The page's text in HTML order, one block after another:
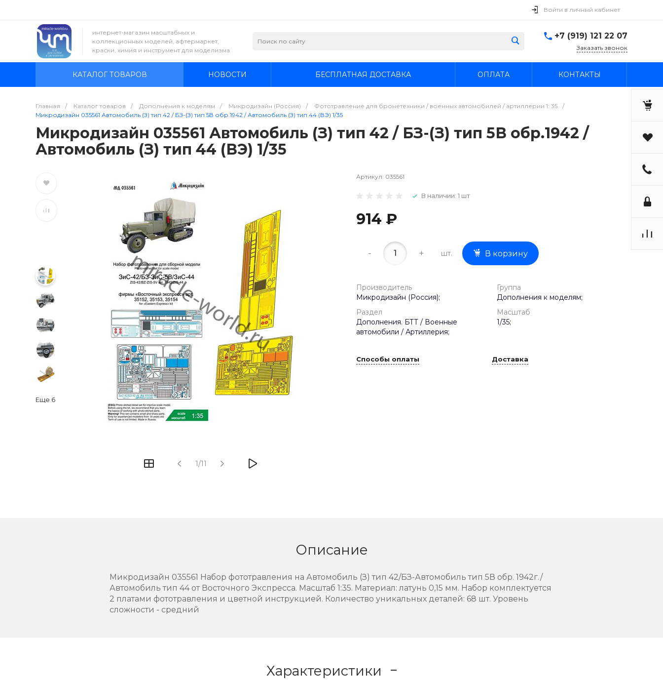
Войти в личный кабинет
интернет-магазин масштабных и
коллекционных моделей, афтермаркет,
краски, химия и инструмент для моделизма
+7 (919) 121 22 07
Заказать звонок
КАТАЛОГ ТОВАРОВ НОВОСТИ БЕСПЛАТНАЯ ДОСТАВКА ОПЛАТА КОНТАКТЫ
Главная / Каталог товаров / Дополнения к моделям / Микродизайн (Россия) / Фототравление для бронетехники / военных автомобилей / артиллерии 1: 35
/
Микродизайн 035561 Автомобиль (З) тип 42 / БЗ-(З) тип 5В обр.1942 / Автомобиль (З) тип 44 (ВЭ) 1/35
Микродизайн 035561 Автомобиль (З) тип 42 / БЗ-(З) тип 5В обр.1942 /
Автомобиль (З) тип 44 (ВЭ) 1/35
Еще 6
1/11
Артикул: 035561
В наличии: 1 шт
914 ₽
- + шт. В корзину
Производитель
Микродизайн (Россия);
Группа
Дополнения к моделям;
Раздел
Дополнения. БТТ / Военные
автомобили / Артиллерия;
Масштаб
1/35;
Способы оплаты Доставка
Описание
Микродизайн 035561 Набор фототравления на Автомобиль (З) тип 42/БЗ-Автомобиль тип 5В обр. 1942г./
Автомобиль тип 44 от Восточного Экспресса. Масштаб 1:35. Материал: латунь 0,15 мм. Набор комплектуется
2 платами фототравления и цветной инструкцией. Количество уникальных деталей: 68 шт. Уровень
сложности - средний
Характеристики